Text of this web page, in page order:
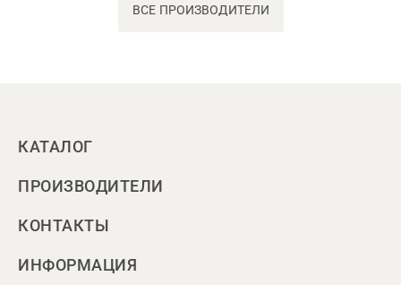
ВСЕ ПРОИЗВОДИТЕЛИ
КАТАЛОГ
ПРОИЗВОДИТЕЛИ
КОНТАКТЫ
ИНФОРМАЦИЯ